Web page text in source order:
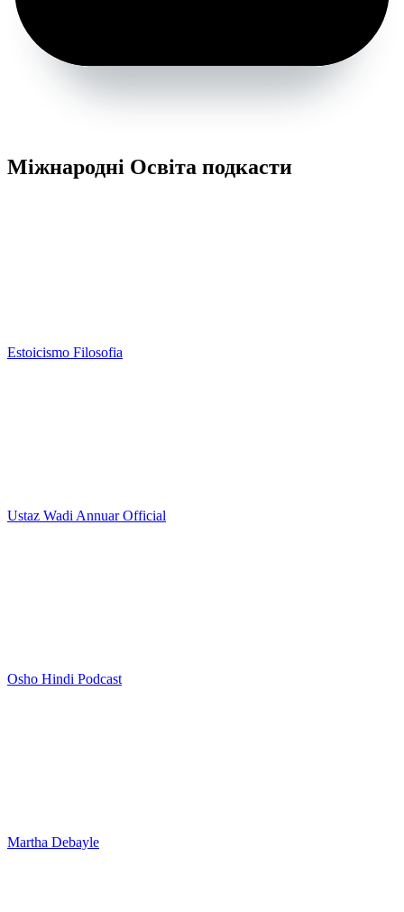
Міжнародні Освіта подкасти
Estoicismo Filosofia
Ustaz Wadi Annuar Official
Osho Hindi Podcast
Martha Debayle